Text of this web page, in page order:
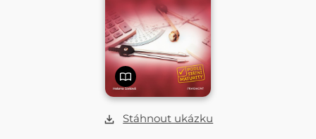
Stáhnout ukázku